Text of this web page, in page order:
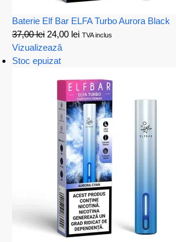
Baterie Elf Bar ELFA Turbo Aurora Black
37,00lei 24,00 lei TVA inclus
Vizualizează
Stoc epuizat